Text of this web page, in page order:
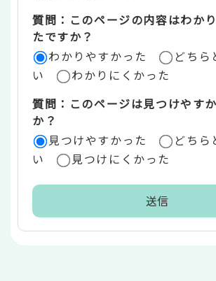
リ
ア
質問：このページの内容はわか
たですか？
わかりやすかった
どちら
い
わかりにくかった
質問：このページは見つけやす
か？
見つけやすかった
どちら
い
見つけにくかった